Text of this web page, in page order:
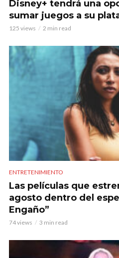
Disney+ tendrá una
sumar juegos a su
125 views 2 min read
ENTRETENIMIENTO
Las películas que
agosto dentro del
Engaño”
74 views 3 min read